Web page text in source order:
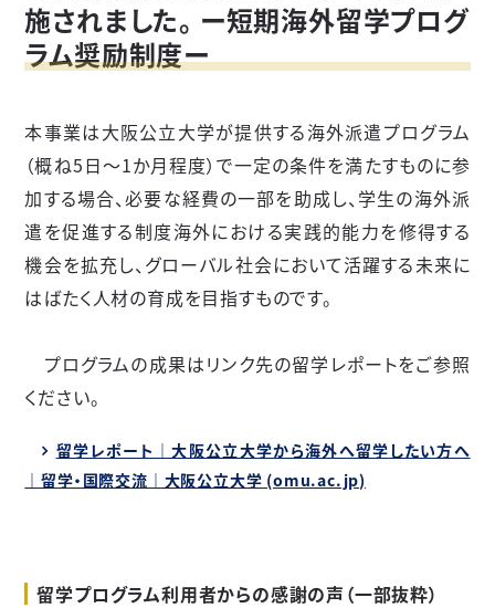
施されました。 ー短期海外留学プログ
ラム奨励制度ー
本事業は大阪公立大学が提供する海外派遣プログラム
（概ね5日～1か月程度）で一定の条件を満たすものに参
加する場合、必要な経費の一部を助成し、学生の海外派
遣を促進する制度海外における実践的能力を修得する
機会を拡充し、グローバル社会において活躍する未来に
はばたく人材の育成を目指すものです。
プログラムの成果はリンク先の留学レポートをご参照
ください。
留学レポート｜大阪公立大学から海外へ留学したい方へ
｜留学・国際交流｜大阪公立大学 (omu.ac.jp)
留学プログラム利用者からの感謝の声（一部抜粋）